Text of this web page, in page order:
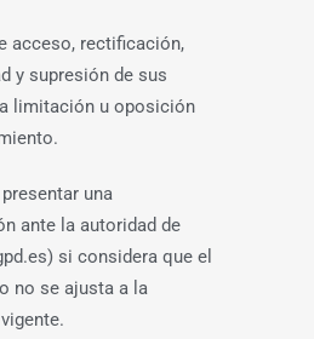
acceso, rectificación,
y supresión de sus
limitación u oposición
una
ante la autoridad de
si considera que el
no se ajusta a la